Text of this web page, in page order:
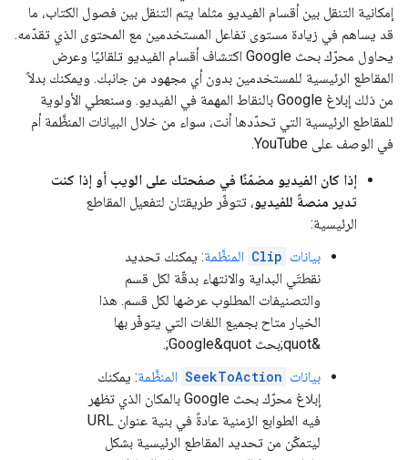
إمكانية التنقل بين أقسام الفيديو مثلما يتم التنقل بين فصول الكتاب، ما
قد يساهم في زيادة مستوى تفاعل المستخدمين مع المحتوى الذي تقدّمه.
يحاول محرّك بحث Google اكتشاف أقسام الفيديو تلقائيًا وعرض
المقاطع الرئيسية للمستخدمين بدون أي مجهود من جانبك. ويمكنك بدلاً
من ذلك إبلاغ Google بالنقاط المهمة في الفيديو. وسنعطي الأولوية
للمقاطع الرئيسية التي تحدّدها أنت، سواء من خلال البيانات المنظَّمة أم
في الوصف على YouTube.
إذا كان الفيديو مضمّنًا في صفحتك على الويب أو إذا كنت
تدير منصةً للفيديو، تتوفّر طريقتان لتفعيل المقاطع
الرئيسية:
بيانات Clip المنظَّمة: يمكنك تحديد
نقطتَي البداية والانتهاء بدقّة لكل قسم
والتصنيفات المطلوب عرضها لكل قسم. هذا
الخيار متاح بجميع اللغات التي يتوفّر بها
&quot;بحث Google&quot;.
بيانات SeekToAction المنظَّمة: يمكنك
إبلاغ محرّك بحث Google بالمكان الذي تظهر
فيه الطوابع الزمنية عادةً في بنية عنوان URL
ليتمكّن من تحديد المقاطع الرئيسية بشكل